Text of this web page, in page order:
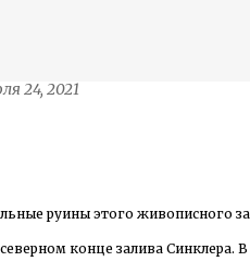
скульптуры
14, 2022
24, 2021
руины этого живописного
конце залива Синклера.